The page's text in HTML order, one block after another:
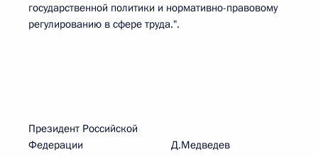
государственной политики и нормативно-правовому
регулированию в сфере труда.".
Президент Российской
Федерации Д.Медведев